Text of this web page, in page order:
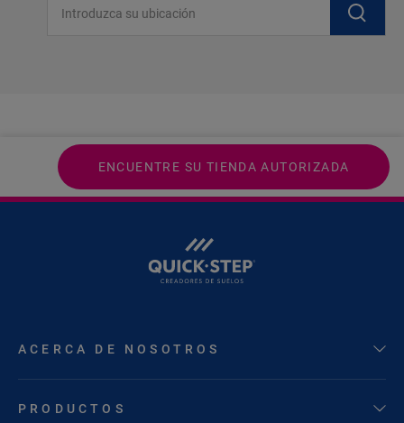
ENCUENTRE SU TIENDA AUTORIZADA
ACERCA DE NOSOTROS
PRODUCTOS